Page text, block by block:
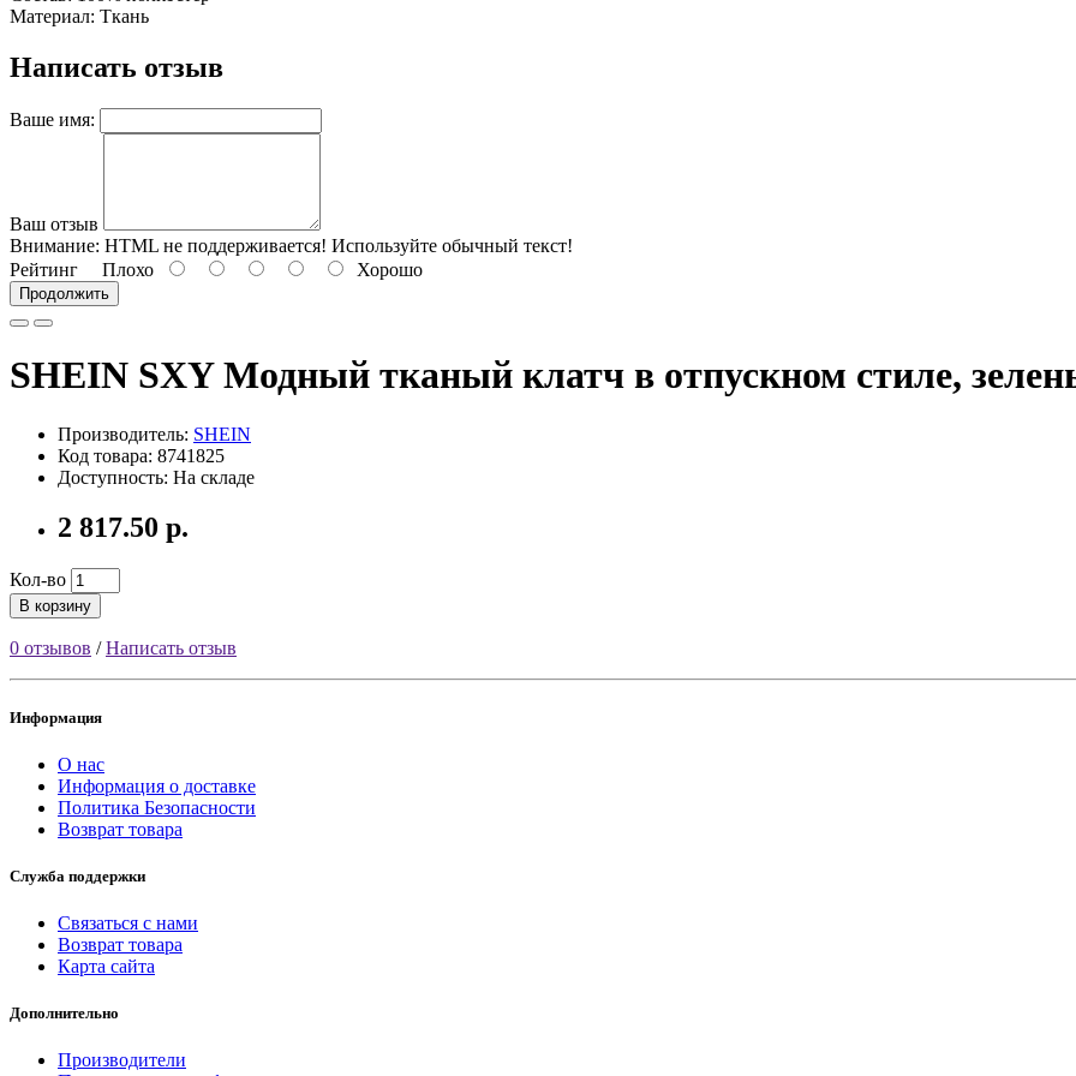
Материал: Ткань
Написать отзыв
Ваше имя:
Ваш отзыв
Внимание: HTML не поддерживается! Используйте обычный текст!
Рейтинг Плохо Хорошо
Продолжить
SHEIN SXY Модный тканый клатч в отпускном стиле,
Производитель: SHEIN
Код товара: 8741825
Доступность: На складе
2 817.50 р.
Кол-во
В корзину
0 отзывов /Написать отзыв
Информация
О нас
Информация о доставке
Политика Безопасности
Возврат товара
Служба поддержки
Связаться с нами
Возврат товара
Карта сайта
Дополнительно
Производители